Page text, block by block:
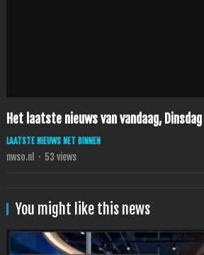
Het laatste nieuws van vandaag,
LAATSTE NIEUWS NET BINNEN
nwso.nl · 53 views
You might like this news